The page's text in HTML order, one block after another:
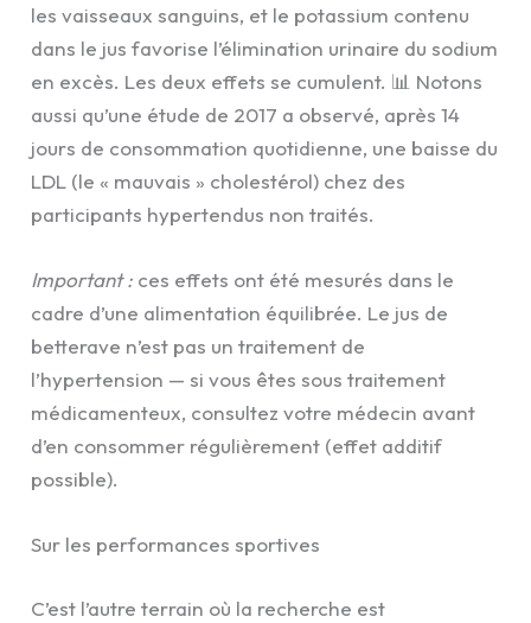
les vaisseaux sanguins, et le potassium contenu
dans le jus favorise l’élimination urinaire du sodium
en excès. Les deux effets se cumulent. 📊 Notons
aussi qu’une étude de 2017 a observé, après 14
jours de consommation quotidienne, une baisse du
LDL (le « mauvais » cholestérol) chez des
participants hypertendus non traités.
Important : ces effets ont été mesurés dans le
cadre d’une alimentation équilibrée. Le jus de
betterave n’est pas un traitement de
l’hypertension — si vous êtes sous traitement
médicamenteux, consultez votre médecin avant
d’en consommer régulièrement (effet additif
possible).
Sur les performances sportives
C’est l’autre terrain où la recherche est